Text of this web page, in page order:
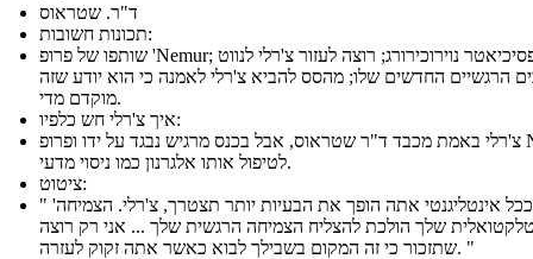
ד"ר. שטראוס
תכונות חשובות:
שותפו של פרופ 'Nemur; פסיכיאטר נוירוכירורג; רוצה לעזור צ'רלי לנווט
הרגשיים החדשים שלו; מהסס להביא צ'רלי לאמנה כי הוא יודע שזה
מוקדם מדי.
איך צ'רלי חש כלפיו:
צ'רלי באמת מכבד ד"ר שטראוס, אבל בכנס מרגיש נבגד על ידו ופרופ Nemur
לטיפול אותו אלגרנון כמו ניסוי מדעי.
ציטוט:
" 'ככל אינטליגנטי אתה הופך את הבעיות יותר תצטרך, צ'רלי. הצמיחה
שלך הולכת להצליח הצמיחה הרגשית שלך ... אני רק רוצה
שתזכור כי זה המקום בשבילך לבוא כאשר אתה זקוק לעזרה. "